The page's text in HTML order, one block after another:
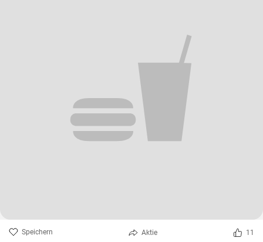
Speichern Aktie 11